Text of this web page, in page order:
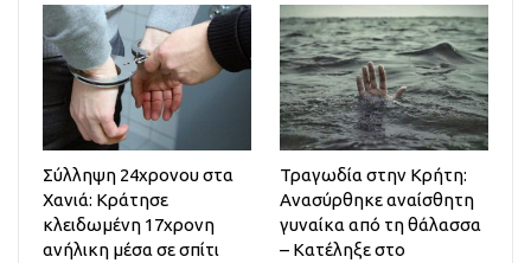
Σύλληψη 24χρονου στα
Χανιά: Κράτησε
κλειδωμένη 17χρονη
ανήλικη μέσα σε σπίτι
Τραγωδία στην Κρήτη:
Ανασύρθηκε αναίσθητη
γυναίκα από τη θάλασσα
– Κατέληξε στο